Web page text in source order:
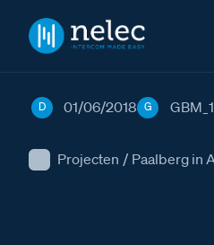
Projecten / Paalberg in
D 01/06/2018 G